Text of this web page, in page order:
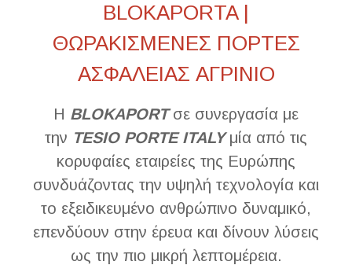
BLOKAPORTA |
ΘΩΡΑΚΙΣΜΕΝΕΣ ΠΟΡΤΕΣ
ΑΣΦΑΛΕΙΑΣ ΑΓΡΙΝΙΟ
Η BLOKAPORTσε συνεργασία με
την TESIO PORTE ITALYμία από τις
κορυφαίες εταιρείες της Ευρώπης
συνδυάζοντας την υψηλή τεχνολογία και
το εξειδικευμένο ανθρώπινο δυναμικό,
επενδύουν στην έρευα και δίνουν λύσεις
ως την πιο μικρή λεπτομέρεια.